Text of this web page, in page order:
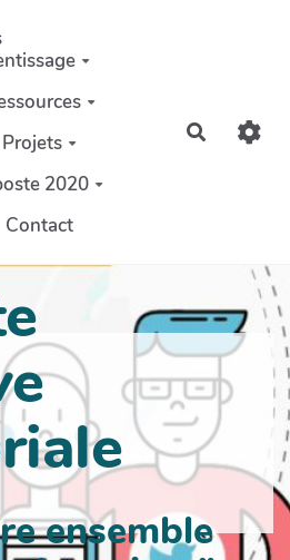
Projets
2020
Contact
ensemble